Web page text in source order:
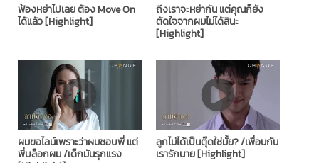
ฟ้องหย่าไปเลย ต้อง Move On
ได้แล้ว [Highlight]
ถึงเราจะหย่ากัน แต่คุณก็ยัง
ตัดใจจากผมไม่ได้สินะ
[Highlight]
ผมขอไลน์เพราะว่าผมชอบพี่ แต่
พี่บล็อกผม /เด็กมันรุกแรง
ลูกไม่ได้เป็นตุ๊ดใช่มั้ย? /เพื่อนกัน
เรารักนาย [Highlight]